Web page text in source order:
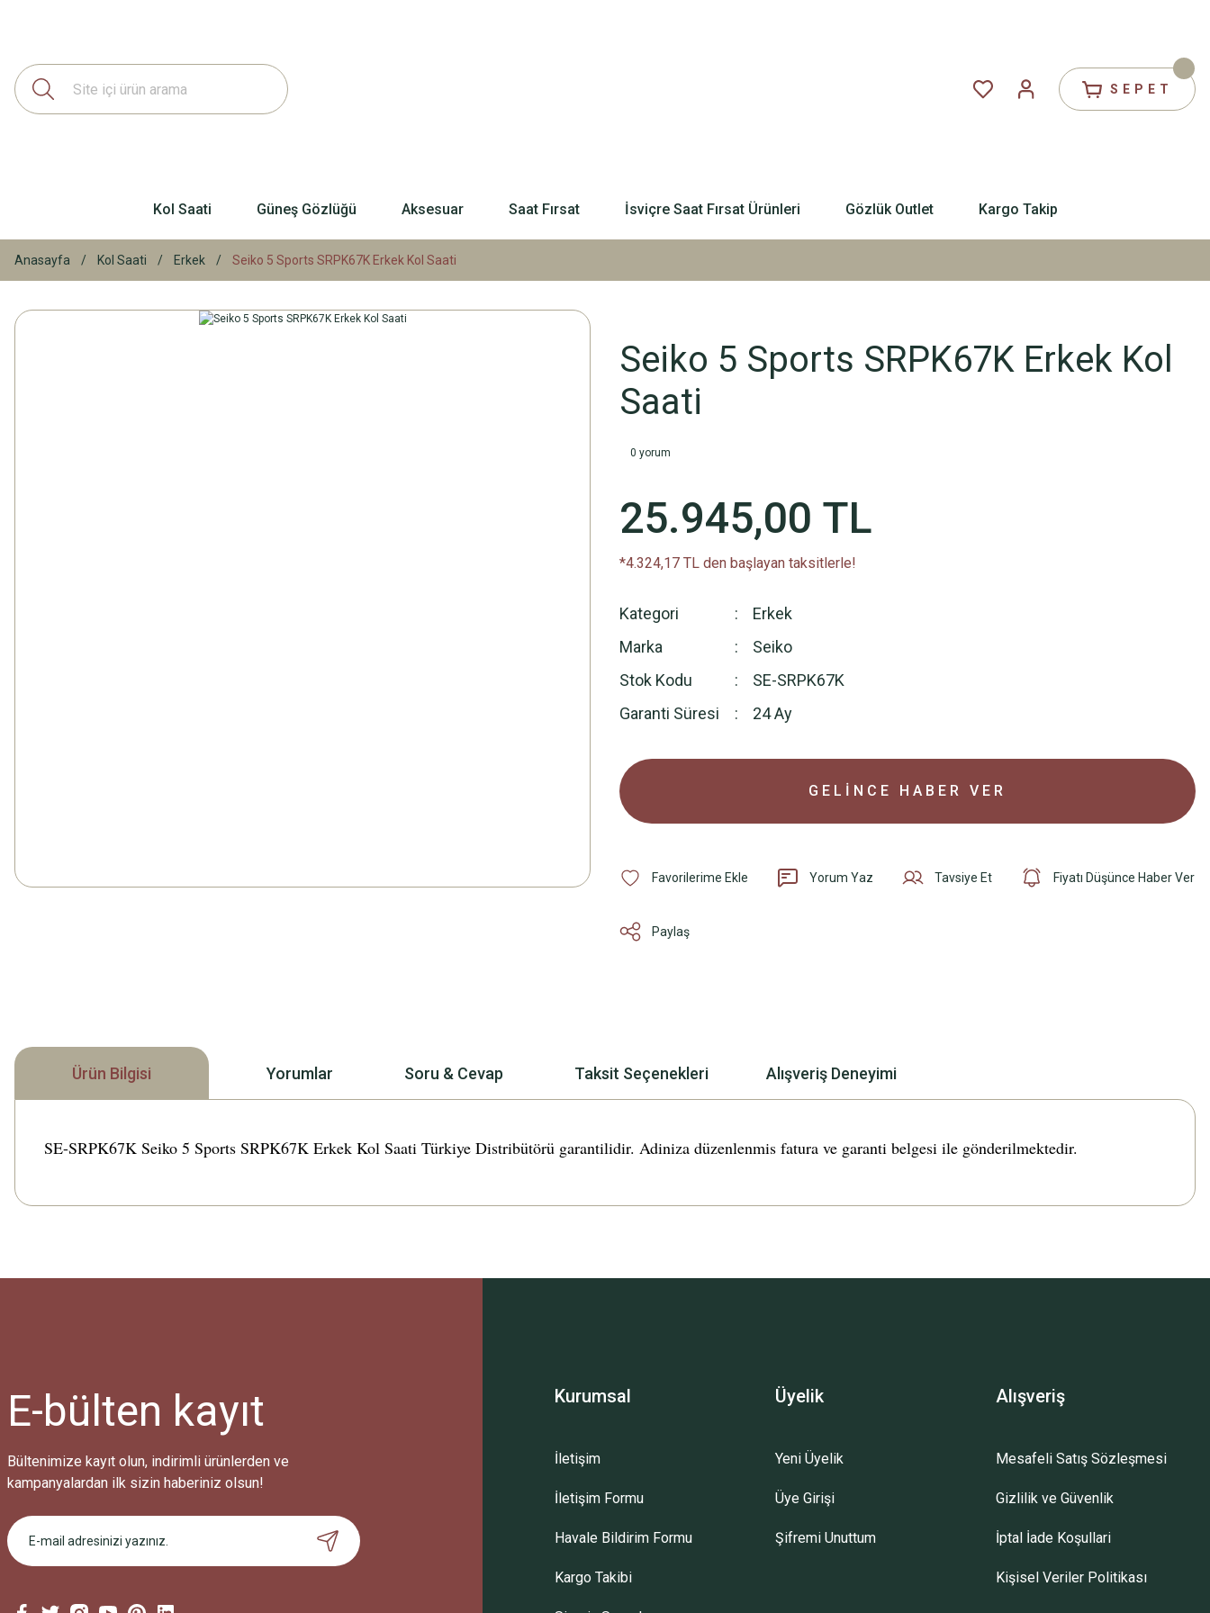
SEPET
Kol Saati Güneş Gözlüğü Aksesuar Saat Fırsat İsviçre Saat Fırsat Ürünleri Gözlük Outlet Kargo Takip
Anasayfa Kol Saati Erkek Seiko 5 Sports SRPK67K Erkek Kol Saati
Seiko 5 Sports SRPK67K Erkek Kol
Saati
0 yorum
25.945,00 TL
*4.324,17 TL den başlayan taksitlerle!
Kategori
Erkek
Marka
Seiko
Stok Kodu
SE-SRPK67K
Garanti Süresi
24 Ay
GELİNCE HABER VER
Yorum Yaz Tavsiye Et Fiyatı Düşünce Haber Ver
Paylaş
Ürün Bilgisi Yorumlar Soru & Cevap Taksit Seçenekleri Alışveriş Deneyimi
SE-SRPK67K Seiko 5 Sports SRPK67K Erkek Kol Saati Türkiye Distribütörü garantilidir. Adiniza düzenlenmis fatura ve garanti belgesi ile gönderilmektedir.
Bu ürüne ilk yorumu siz yapın!
Ürün hakkında henüz soru sorulmamış.
Sitemize ilk yorumu siz yapın!
E-bülten kayıt
Bültenimize kayıt olun, indirimli ürünlerden ve
kampanyalardan ilk sizin haberiniz olsun!
Kurumsal
İletişim
İletişim Formu
Havale Bildirim Formu
Kargo Takibi
Üyelik
Yeni Üyelik
Üye Girişi
Şifremi Unuttum
Alışveriş
Mesafeli Satış Sözleşmesi
Gizlilik ve Güvenlik
İptal İade Koşullari
Kişisel Veriler Politikası